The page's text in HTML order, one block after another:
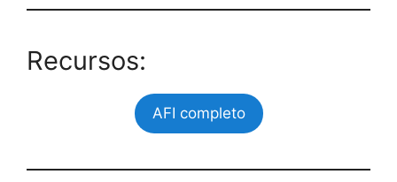
Recursos:
AFI completo